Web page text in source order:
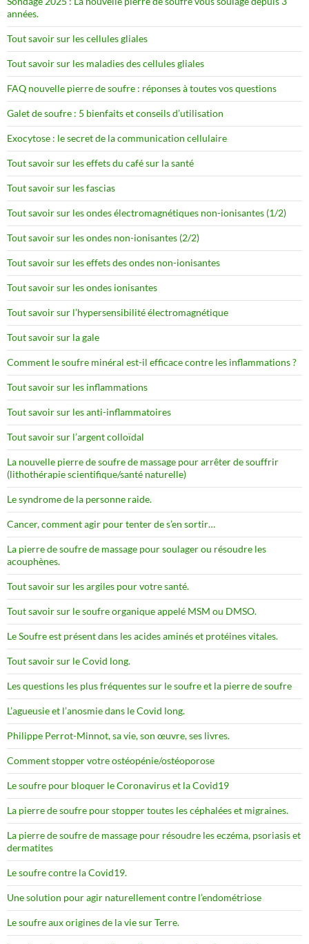
années.
Tout savoir sur les cellules gliales
Tout savoir sur les maladies des cellules gliales
FAQ nouvelle pierre de soufre : réponses à toutes vos questions
Galet de soufre : 5 bienfaits et conseils d’utilisation
Exocytose : le secret de la communication cellulaire
Tout savoir sur les effets du café sur la santé
Tout savoir sur les fascias
Tout savoir sur les ondes électromagnétiques non-ionisantes (1/2)
Tout savoir sur les ondes non-ionisantes (2/2)
Tout savoir sur les effets des ondes non-ionisantes
Tout savoir sur les ondes ionisantes
Tout savoir sur l’hypersensibilité électromagnétique
Tout savoir sur la gale
Comment le soufre minéral est-il efficace contre les inflammations ?
Tout savoir sur les inflammations
Tout savoir sur les anti-inflammatoires
Tout savoir sur l’argent colloïdal
La nouvelle pierre de soufre de massage pour arrêter de souffrir
(lithothérapie scientifique/santé naturelle)
Le syndrome de la personne raide.
Cancer, comment agir pour tenter de s’en sortir…
La pierre de soufre de massage pour soulager ou résoudre les
acouphènes.
Tout savoir sur les argiles pour votre santé.
Tout savoir sur le soufre organique appelé MSM ou DMSO.
Le Soufre est présent dans les acides aminés et protéines vitales.
Tout savoir sur le Covid long.
Les questions les plus fréquentes sur le soufre et la pierre de soufre
L’agueusie et l’anosmie dans le Covid long.
Philippe Perrot-Minnot, sa vie, son œuvre, ses livres.
Comment stopper votre ostéopénie/ostéoporose
Le soufre pour bloquer le Coronavirus et la Covid19
La pierre de soufre pour stopper toutes les céphalées et migraines.
La pierre de soufre de massage pour résoudre les eczéma, psoriasis et
dermatites
Le soufre contre la Covid19.
Une solution pour agir naturellement contre l’endométriose
Le soufre aux origines de la vie sur Terre.